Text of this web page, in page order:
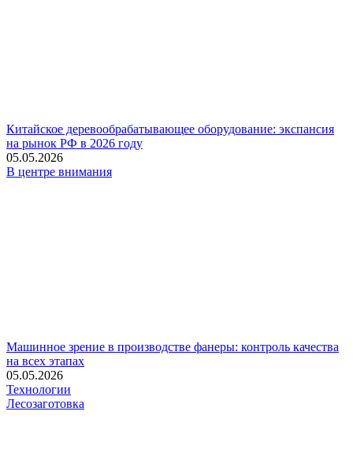
Китайское деревообрабатывающее оборудование: экспансия
на рынок РФ в 2026 году
05.05.2026
В центре внимания
Машинное зрение в производстве фанеры: контроль качества
на всех этапах
05.05.2026
Технологии
Лесозаготовка